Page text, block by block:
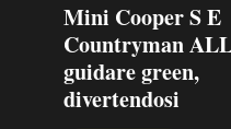
Mini Cooper S E
Countryman
guidare green,
divertendosi